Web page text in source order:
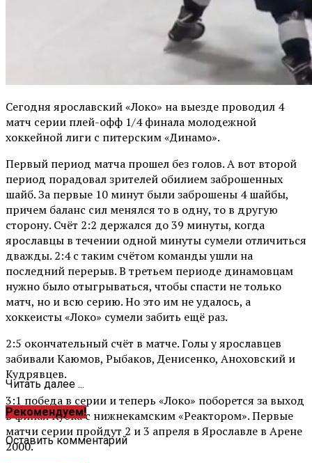
Сегодня ярославский «Локо» на выезде проводил 4
матч серии плей-офф 1/4 финала молодежной
хоккейной лиги с питерским «Динамо».
Первый период матча прошел без голов. А вот второй
период порадовал зрителей обилием заброшенных
шайб. За первые 10 минут были заброшены 4 шайбы,
причем баланс сил менялся то в одну, то в другую
сторону. Счёт 2:2 держался до 39 минуты, когда
ярославцы в течении одной минуты сумели отличиться
дважды. 2:4 с таким счётом команды ушли на
последний перерыв. В третьем периоде динамовцам
нужно было отыгрываться, чтобы спасти не только
матч, но и всю серию. Но это им не удалось, а
хоккеисты «Локо» сумели забить ещё раз.
2:5 окончательный счёт в матче. Голы у ярославцев
забивали Каюмов, Рыбаков, Денисенко, Аноховский и
Кудрявцев.
3:1 победа в серии и теперь «Локо» поборется за выход
в финал Кубка с нижнекамским «Реактором». Первые
матчи серии пройдут 2 и 3 апреля в Ярославле в Арене
2000.
Читать далее ...
Рекомендуем!
Оставить комментарий